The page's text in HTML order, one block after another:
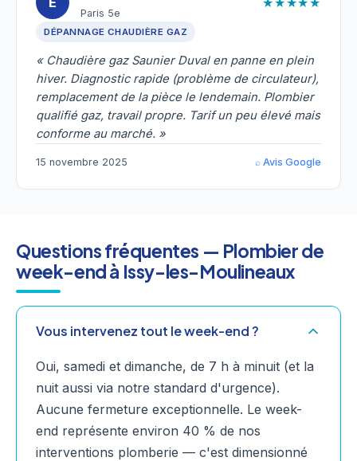
Paris 5e
DÉPANNAGE CHAUDIÈRE GAZ
« Chaudière gaz Saunier Duval en panne en plein
hiver. Diagnostic rapide (problème de circulateur),
remplacement de la pièce le lendemain. Plombier
qualifié gaz, travail propre. Tarif un peu élevé mais
conforme au marché. »
15 novembre 2025 ⌕ Avis Google
Questions fréquentes — Plombier de
week-end à Issy-les-Moulineaux
Vous intervenez tout le week-end ?
Oui, samedi et dimanche, de 7 h à minuit (et la
nuit aussi via notre standard d'urgence).
Aucune fermeture exceptionnelle. Le week-
end représente environ 40 % de nos
interventions plomberie — c'est dimensionné